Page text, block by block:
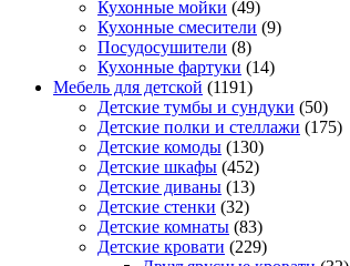
Кухонные мойки (49)
Кухонные смесители (9)
Посудосушители (8)
Кухонные фартуки (14)
Мебель для детской (1191)
Детские тумбы и сундуки (50)
Детские полки и стеллажи (175)
Детские комоды (130)
Детские шкафы (452)
Детские диваны (13)
Детские стенки (32)
Детские комнаты (83)
Детские кровати (229)